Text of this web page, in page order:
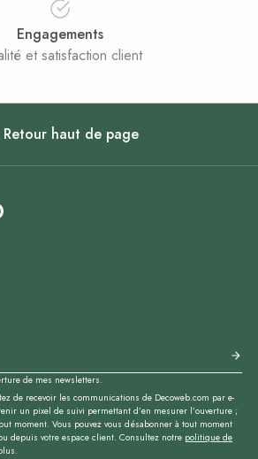
Engagements
et satisfaction client
Retour haut de page
de mes newsletters.
de recevoir les communications de Decoweb.com par e-
un pixel de suivi permettant d’en mesurer l’ouverture ;
moment. Vous pouvez vous désabonner à tout moment
depuis votre espace client. Consultez notre politique de